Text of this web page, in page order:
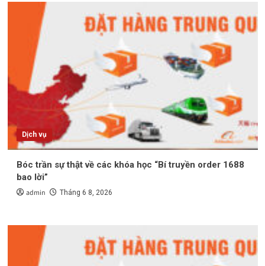
Dịch vụ
Bóc trần sự thật về các khóa học “Bí truyền order 1688
bao lời”
admin Tháng 6 8, 2026